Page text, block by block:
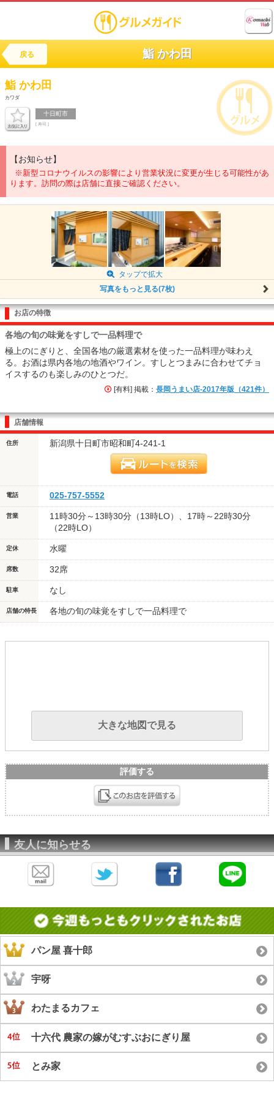
戻る 鮨 かわ田
鮨 かわ田
カワダ
十日町市
[ 寿司 ]
【お知らせ】
※新型コロナウイルスの影響により営業状況に変更が生じる可能性があ
ります。訪問の際は店舗に直接ご確認ください。
タップで拡大
写真をもっと見る(7枚)
お店の特徴
各地の旬の味覚をすしで一品料理で
極上のにぎりと、全国各地の厳選素材を使った一品料理が味わえ
る。お酒は県内各地の地酒やワイン。すしとつまみに合わせてチョ
イスするのも楽しみのひとつだ。
[有料] 掲載： 長岡うまい店-2017年版（421件）
店舗情報
住所 新潟県十日町市昭和町4-241-1
電話 025-757-5552
営業
11時30分～13時30分（13時LO）、17時～22時30分
（22時LO）
定休 水曜
席数 32席
駐車 なし
店舗の特長 各地の旬の味覚をすしで一品料理で
大きな地図で見る
評価する
友人に知らせる
パン屋 喜十郎
宇呀
わたまるカフェ
十六代 農家の嫁がむすぶおにぎり屋
とみ家